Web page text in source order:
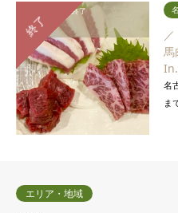
終了
募集終了
報告期間：
終了
馬
名
ま
エリア・地域